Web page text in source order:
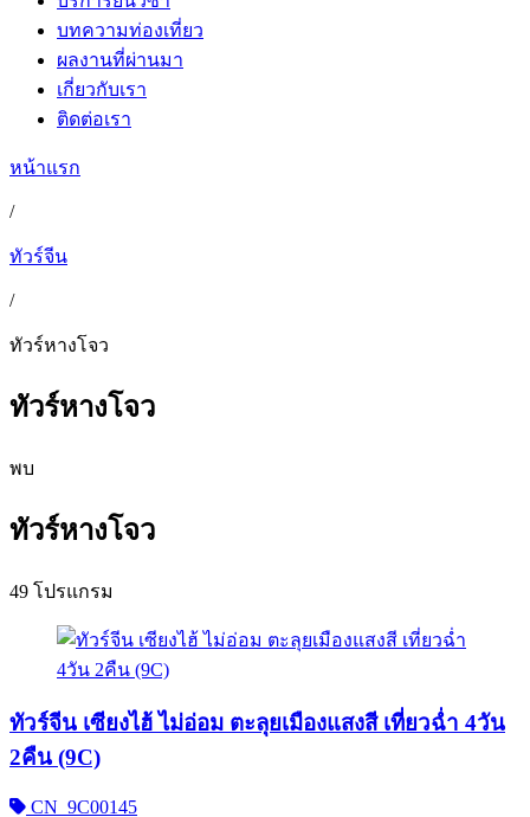
บทความท่องเที่ยว
ผลงานที่ผ่านมา
เกี่ยวกับเรา
ติดต่อเรา
หน้าแรก
/
ทัวร์จีน
/
ทัวร์หางโจว
ทัวร์หางโจว
พบ
ทัวร์หางโจว
49 โปรแกรม
ทัวร์จีน เซียงไฮ้ ไม่อ่อม ตะลุยเมืองแสงสี เที่ยวฉ่ำ 4วัน
2คืน (9C)
CN_9C00145